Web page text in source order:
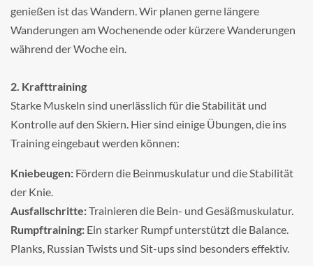
genießen ist das Wandern. Wir planen gerne längere
Wanderungen am Wochenende oder kürzere Wanderungen
während der Woche ein.
2. Krafttraining
Starke Muskeln sind unerlässlich für die Stabilität und
Kontrolle auf den Skiern. Hier sind einige Übungen, die ins
Training eingebaut werden können:
Kniebeugen: Fördern die Beinmuskulatur und die Stabilität
der Knie.
Ausfallschritte:Trainieren die Bein- und Gesäßmuskulatur.
Rumpftraining: Ein starker Rumpf unterstützt die Balance.
Planks, Russian Twists und Sit-ups sind besonders effektiv.